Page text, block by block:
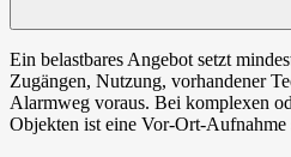
Ein belastbares Angebot setzt
Zugängen, Nutzung, vorhandener
Alarmweg voraus. Bei komplexen
Objekten ist eine Vor-Ort-